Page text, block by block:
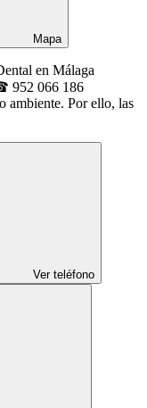
Mapa
en Málaga
952 066 186
ambiente. Por ello, las
Ver teléfono